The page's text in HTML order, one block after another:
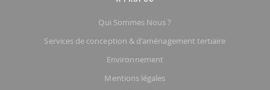
Qui Sommes Nous ?
Services de conception & d'aménagement tertiaire
Environnement
Mentions légales